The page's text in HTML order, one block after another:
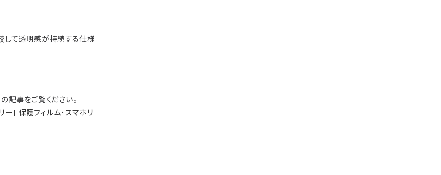
して透明感が持続する仕様
記事をご覧ください。
| 保護フィルム・スマホリ